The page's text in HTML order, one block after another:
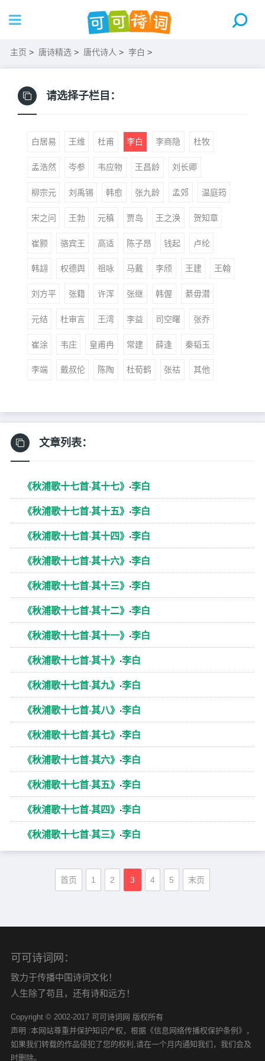
主页 > 唐诗精选 > 唐代诗人 > 李白 >
请选择子栏目：
白居易 王维 杜甫 李白 李商隐 杜牧
孟浩然 岑参 韦应物 王昌龄 刘长卿
柳宗元 刘禹锡 韩愈 张九龄 孟郊 温庭筠
宋之问 王勃 元稹 贾岛 王之涣 贺知章
崔颢 骆宾王 高适 陈子昂 钱起 卢纶
韩翃 权德舆 祖咏 马戴 李颀 王建 王翰
刘方平 张籍 许浑 张继 韩偓 綦毋潜
元结 杜审言 王湾 李益 司空曙 张乔
崔涂 韦庄 皇甫冉 常建 薛逢 秦韬玉
李端 戴叔伦 陈陶 杜荀鹤 张祜 其他
文章列表：
《秋浦歌十七首·其十七》 ·李白
《秋浦歌十七首·其十五》 ·李白
《秋浦歌十七首·其十四》 ·李白
《秋浦歌十七首·其十六》 ·李白
《秋浦歌十七首·其十三》 ·李白
《秋浦歌十七首·其十二》 ·李白
《秋浦歌十七首·其十一》 ·李白
《秋浦歌十七首·其十》 ·李白
《秋浦歌十七首·其九》 ·李白
《秋浦歌十七首·其八》 ·李白
《秋浦歌十七首·其七》 ·李白
《秋浦歌十七首·其六》 ·李白
《秋浦歌十七首·其五》 ·李白
《秋浦歌十七首·其四》 ·李白
《秋浦歌十七首·其三》 ·李白
首页 1 2 3 4 5 末页
可可诗词网：
致力于传播中国诗词文化！
人生除了苟且，还有诗和远方！
Copyright © 2002-2017 可可诗词网 版权所有
声明 :本网站尊重并保护知识产权，根据《信息网络传播权保护条例》，
如果我们转载的作品侵犯了您的权利,请在一个月内通知我们，我们会及
时删除。